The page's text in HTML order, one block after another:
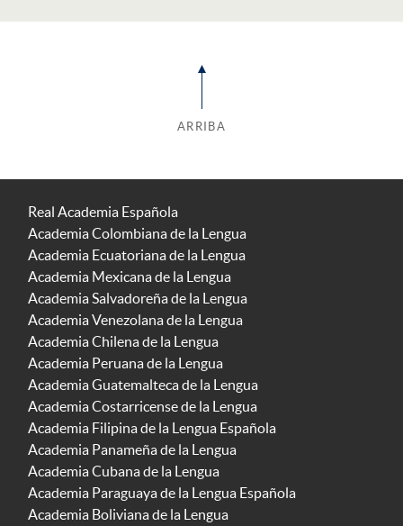
ARRIBA
Real Academia Española
Academia Colombiana de la Lengua
Academia Ecuatoriana de la Lengua
Academia Mexicana de la Lengua
Academia Salvadoreña de la Lengua
Academia Venezolana de la Lengua
Academia Chilena de la Lengua
Academia Peruana de la Lengua
Academia Guatemalteca de la Lengua
Academia Costarricense de la Lengua
Academia Filipina de la Lengua Española
Academia Panameña de la Lengua
Academia Cubana de la Lengua
Academia Paraguaya de la Lengua Española
Academia Boliviana de la Lengua